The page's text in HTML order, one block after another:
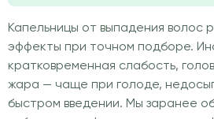
Капельницы от выпадения волос
эффекты при точном подборе.
кратковременная слабость,
жара — чаще при голоде,
быстром введении. Мы заранее